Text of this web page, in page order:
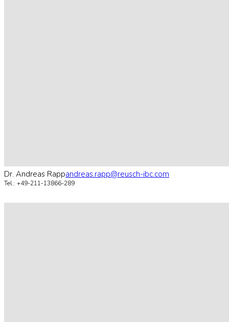
Dr. Andreas Rappandreas.rapp@reusch-ibc.com
Tel.: +49-211-13866-289